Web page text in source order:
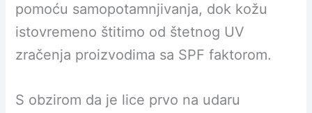
pomoću samopotamnjivanja, dok kožu
istovremeno štitimo od štetnog UV
zračenja proizvodima sa SPF faktorom.
S obzirom da je lice prvo na udaru